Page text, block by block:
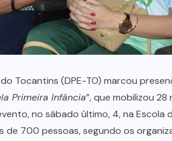
Tocantins (DPE-TO) marcou
Primeira Infância”, que mobilizou
no sábado último, 4, na Escola
de 700 pessoas, segundo os